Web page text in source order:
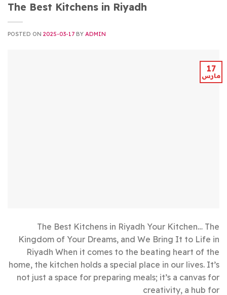
The Best Kitchens in Riyadh
POSTED ON 2025-03-17 BY ADMIN
17
مارس
The Best Kitchens in Riyadh Your Kitchen… The
Kingdom of Your Dreams, and We Bring It to Life in
Riyadh When it comes to the beating heart of the
home, the kitchen holds a special place in our lives. It’s
not just a space for preparing meals; it’s a canvas for
creativity, a hub for